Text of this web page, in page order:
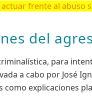
actuar frente al abuso
del
para
a cabo por José
explicaciones